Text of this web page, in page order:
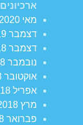
ארכיונים
מאי 2020
דצמבר 2019
דצמבר 2018
נובמבר 2018
אוקטובר 2018
אפריל 2018
מרץ 2018
פברואר 2018